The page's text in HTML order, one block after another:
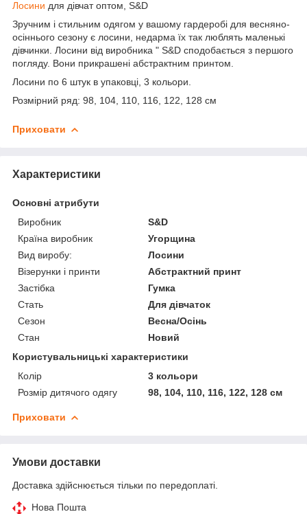
Лосини для дівчат оптом, S&D
Зручним і стильним одягом у вашому гардеробі для весняно-
осіннього сезону є лосини, недарма їх так люблять маленькі
дівчинки. Лосини від виробника " S&D сподобається з першого
погляду. Вони прикрашені абстрактним принтом.
Лосини по 6 штук в упаковці, 3 кольори.
Розмірний ряд: 98, 104, 110, 116, 122, 128 см
Приховати
Характеристики
Основні атрибути
Виробник
S&D
Країна виробник
Угорщина
Вид виробу:
Лосини
Візерунки і принти
Абстрактний принт
Застібка
Гумка
Стать
Для дівчаток
Сезон
Весна/Осінь
Стан
Новий
Користувальницькі характеристики
Колір
3 кольори
Розмір дитячого одягу
98, 104, 110, 116, 122, 128 см
Приховати
Умови доставки
Доставка здійснюється тільки по передоплаті.
Нова Пошта